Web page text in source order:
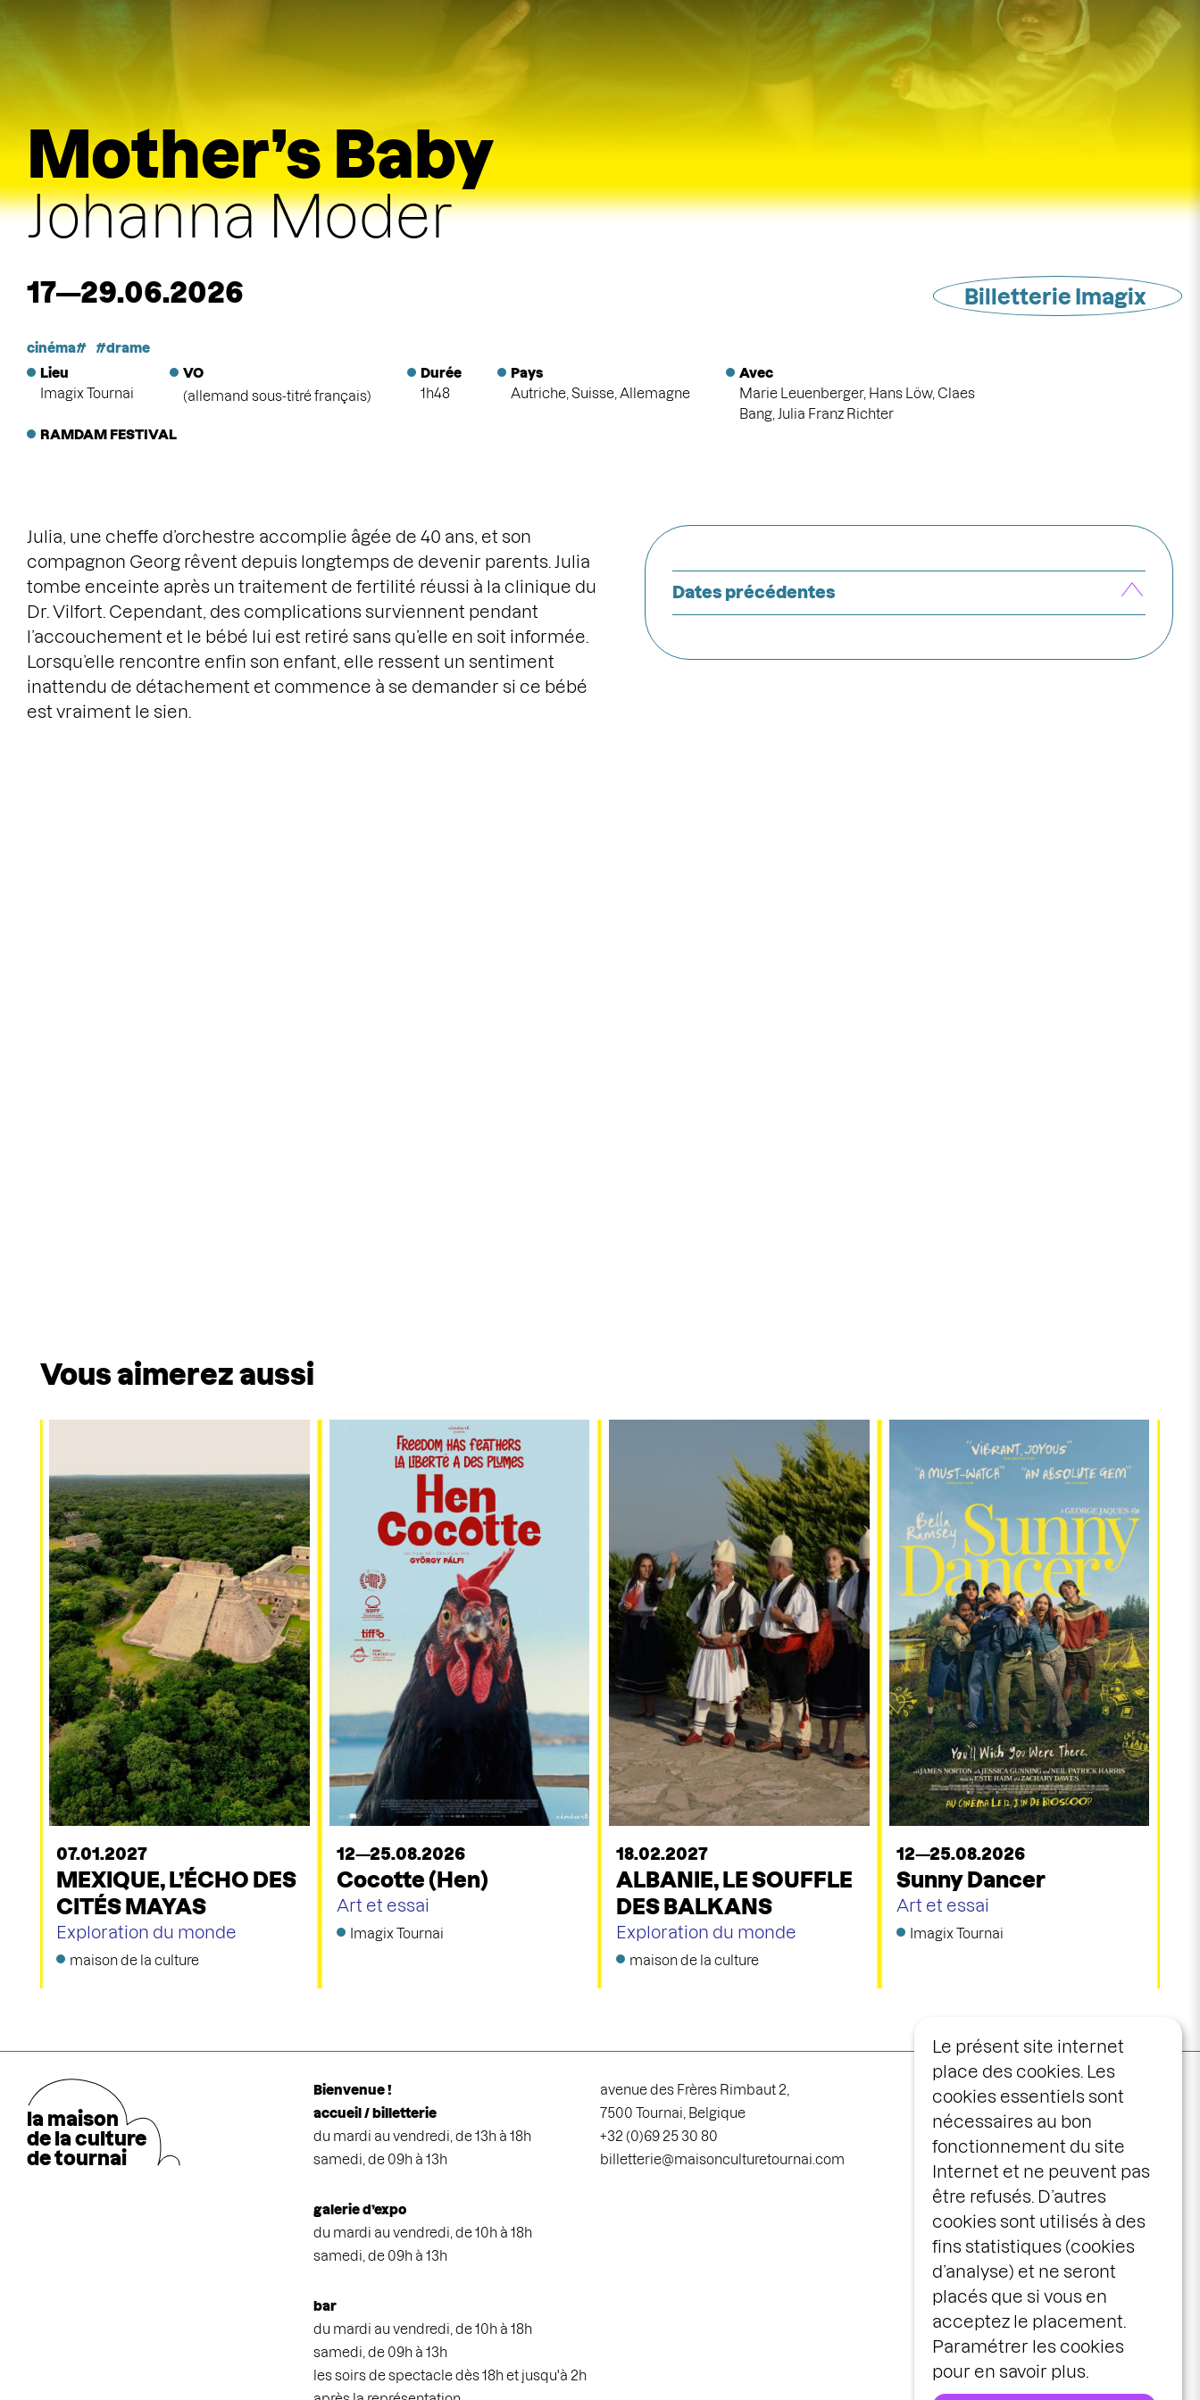
Le présent site internet
place des cookies. Les
cookies essentiels sont
nécessaires au bon
fonctionnement du site
Internet et ne peuvent pas
être refusés. D’autres
cookies sont utilisés à des
fins statistiques (cookies
d’analyse) et ne seront
placés que si vous en
acceptez le placement.
Paramétrer les cookies
pour en savoir plus.
Mother’s Baby
Johanna Moder
17—29.06.2026 Billetterie Imagix
cinéma
drame
Lieu
Imagix Tournai
VO
(allemand sous-titré français)
Durée
1h48
Pays
Autriche, Suisse, Allemagne
Avec
Marie Leuenberger, Hans Löw, Claes
Bang, Julia Franz Richter
RAMDAM FESTIVAL
Julia, une cheffe d’orchestre accomplie âgée de 40 ans, et son
compagnon Georg rêvent depuis longtemps de devenir parents. Julia
tombe enceinte après un traitement de fertilité réussi à la clinique du
Dr. Vilfort. Cependant, des complications surviennent pendant
l’accouchement et le bébé lui est retiré sans qu’elle en soit informée.
Lorsqu’elle rencontre enfin son enfant, elle ressent un sentiment
inattendu de détachement et commence à se demander si ce bébé
est vraiment le sien.
Dates précédentes
Vous aimerez aussi
07.01.2027
MEXIQUE, L’ÉCHO DES
CITÉS MAYAS
Exploration du monde
maison de la culture
12—25.08.2026
Cocotte (Hen)
Art et essai
Imagix Tournai
18.02.2027
ALBANIE, LE SOUFFLE
DES BALKANS
Exploration du monde
maison de la culture
12—25.08.2026
Sunny Dancer
Art et essai
Imagix Tournai
la maison
de la culture
de tournai
Bienvenue !
accueil / billetterie
du mardi au vendredi, de 13h à 18h
samedi, de 09h à 13h
galerie d’expo
du mardi au vendredi, de 10h à 18h
samedi, de 09h à 13h
bar
du mardi au vendredi, de 10h à 18h
samedi, de 09h à 13h
les soirs de spectacle dès 18h et jusqu'à 2h
avenue des Frères Rimbaut 2,
7500 Tournai, Belgique
+32 (0)69 25 30 80
billetterie@maisonculturetournai.com
Navigation
principale
programme
calendrier
avec vous
la maison
le centre scénique
infos pratiques
billetterie
espace pros &
publics
idées cadeaux
stages & ateliers